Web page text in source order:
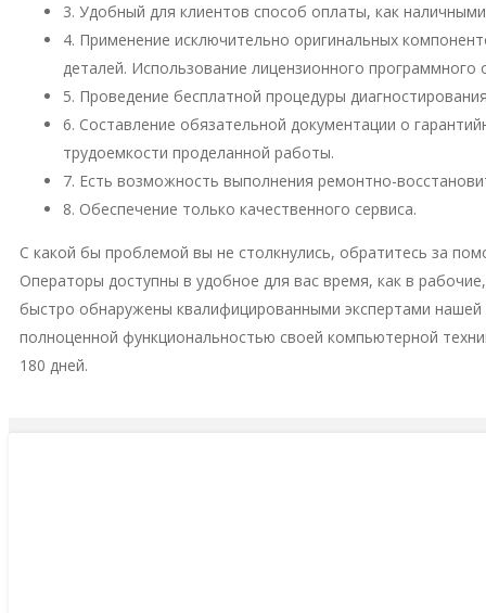
3. Удобный для клиентов способ оплаты, как
4. Применение исключительно оригинальных
деталей. Использование лицензионного
5. Проведение бесплатной процедуры
6. Составление обязательной документации о
трудоемкости проделанной работы.
7. Есть возможность выполнения ремонтно-
8. Обеспечение только качественного сервиса.
С какой бы проблемой вы не столкнулись, обратитесь за
Операторы доступны в удобное для вас время, как в
быстро обнаружены квалифицированными экспертами
полноценной функциональностью своей компьютерной
180 дней.